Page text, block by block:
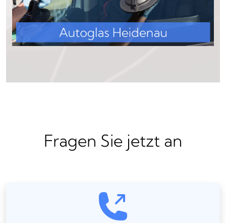
Fragen Sie jetzt an